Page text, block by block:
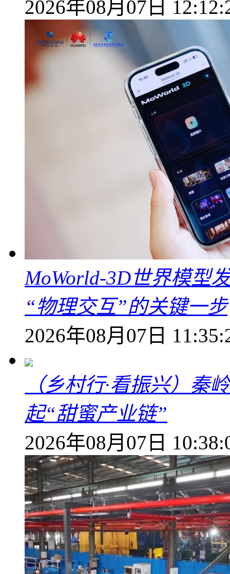
2026年08月07日
MoWorld-3D世界模型
“物理交互”的关键一步
2026年08月07日
（乡村行·看振兴）秦
起“甜蜜产业链”
2026年08月07日